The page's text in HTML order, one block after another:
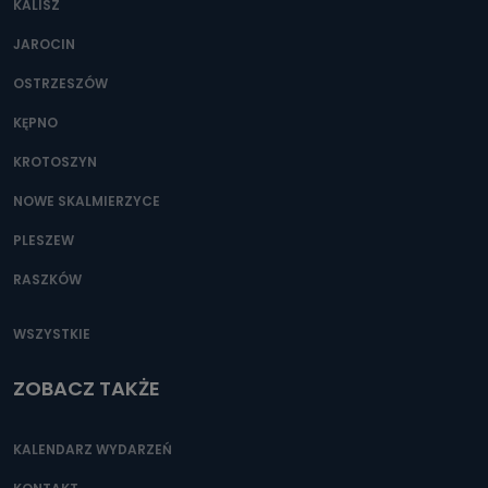
Można to zrobić pod numerem telefonu 62 735-51-05 lub
KALISZ
JAROCIN
OSTRZESZÓW
KĘPNO
KROTOSZYN
NOWE SKALMIERZYCE
PLESZEW
RASZKÓW
WSZYSTKIE
ZOBACZ TAKŻE
KALENDARZ WYDARZEŃ